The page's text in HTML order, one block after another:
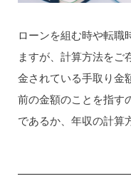
ローンを組む時や転職
ますが、計算方法をご
金されている手取り金
前の金額のことを指す
であるか、年収の計算